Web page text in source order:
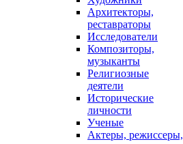
Архитекторы,
реставраторы
Исследователи
Композиторы,
музыканты
Религиозные
деятели
Исторические
личности
Ученые
Актеры, режиссеры,